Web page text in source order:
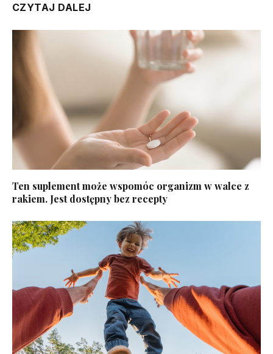
CZYTAJ DALEJ
Ten suplement może wspomóc organizm w walce z
rakiem. Jest dostępny bez recepty